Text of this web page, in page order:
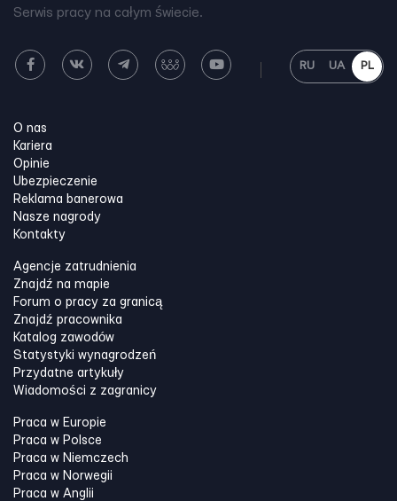
Serwis pracy na całym świecie.
RU UA PL
O nas
Kariera
Opinie
Ubezpieczenie
Reklama banerowa
Nasze nagrody
Kontakty
Agencje zatrudnienia
Znajdź na mapie
Forum o pracy za granicą
Znajdź pracownika
Katalog zawodów
Statystyki wynagrodzeń
Przydatne artykuły
Wiadomości z zagranicy
Praca w Europie
Praca w Polsce
Praca w Niemczech
Praca w Norwegii
Praca w Anglii